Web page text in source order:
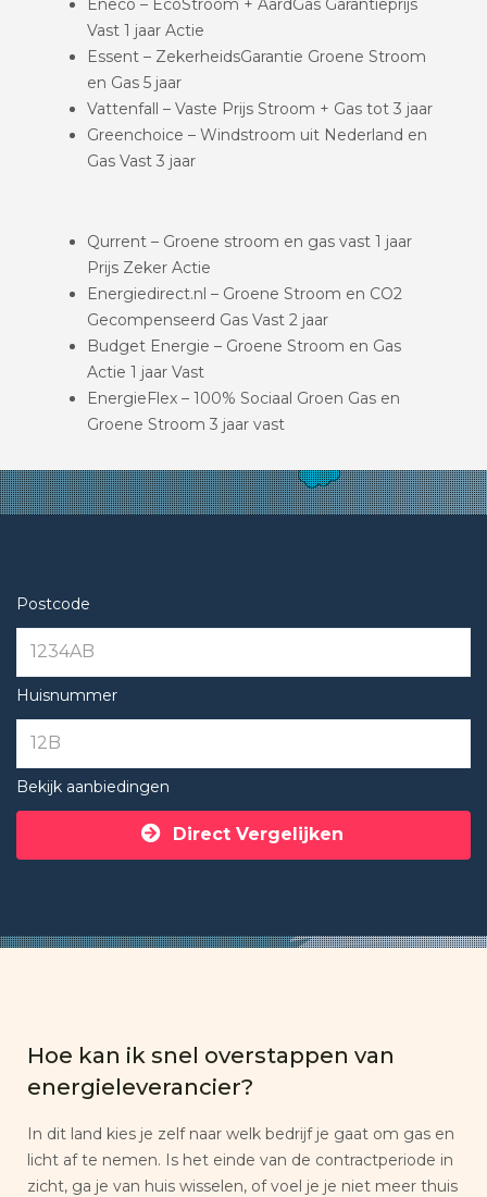
Eneco – EcoStroom + AardGas Garantieprijs
Vast 1 jaar Actie
Essent – ZekerheidsGarantie Groene Stroom
en Gas 5 jaar
Vattenfall – Vaste Prijs Stroom + Gas tot 3 jaar
Greenchoice – Windstroom uit Nederland en
Gas Vast 3 jaar
Qurrent – Groene stroom en gas vast 1 jaar
Prijs Zeker Actie
Energiedirect.nl – Groene Stroom en CO2
Gecompenseerd Gas Vast 2 jaar
Budget Energie – Groene Stroom en Gas
Actie 1 jaar Vast
EnergieFlex – 100% Sociaal Groen Gas en
Groene Stroom 3 jaar vast
Postcode
Huisnummer
Bekijk aanbiedingen
Direct Vergelijken
Hoe kan ik snel overstappen van
energieleverancier?
In dit land kies je zelf naar welk bedrijf je gaat om gas en
licht af te nemen. Is het einde van de contractperiode in
zicht, ga je van huis wisselen, of voel je je niet meer thuis